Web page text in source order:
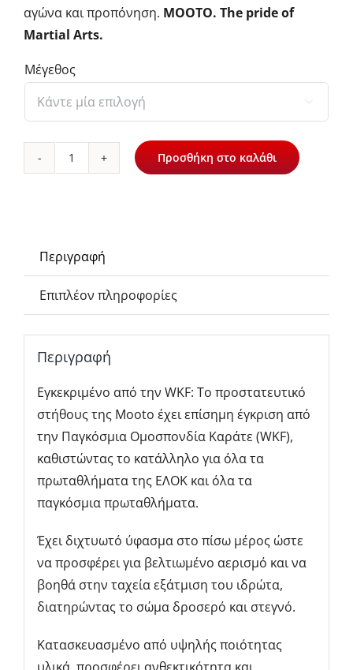
αγώνα και προπόνηση. MOOTO. The pride of
Martial Arts.
Μέγεθος

Mooto
Protector
WKF
Approved
Στήθους
για
Καράτε
Εγκεκριμένο
από
την
Παγκόσμια
Καράτε
MO-
1109
ποσότητα
Προσθήκη στο καλάθι
Περιγραφή
Επιπλέον πληροφορίες
Περιγραφή
Εγκεκριμένο από την WKF: Το προστατευτικό
στήθους της Mooto έχει επίσημη έγκριση από
την Παγκόσμια Ομοσπονδία Καράτε (WKF),
καθιστώντας το κατάλληλο για όλα τα
πρωταθλήματα της ΕΛΟΚ και όλα τα
παγκόσμια πρωταθλήματα.
Έχει διχτυωτό ύφασμα στο πίσω μέρος ώστε
να προσφέρει για βελτιωμένο αερισμό και να
βοηθά στην ταχεία εξάτμιση του ιδρώτα,
διατηρώντας το σώμα δροσερό και στεγνό. ​
Κατασκευασμένο από υψηλής ποιότητας